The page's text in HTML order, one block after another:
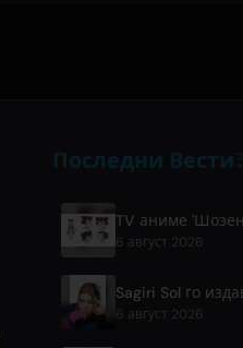
Последни Вести
6 август 2026
6 август 2026